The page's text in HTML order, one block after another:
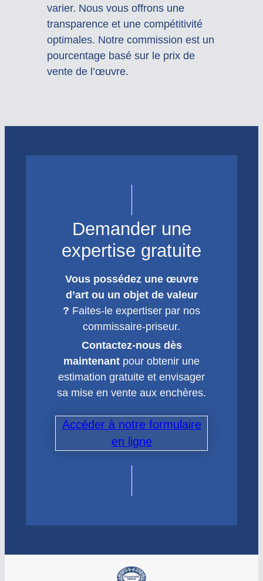
varier. Nous vous offrons une
transparence et une compétitivité
optimales. Notre commission est un
pourcentage basé sur le prix de
vente de l’œuvre.
Demander une
expertise gratuite
Vous possédez une œuvre
d’art ou un objet de valeur
? Faites-le expertiser par nos
commissaire-priseur.
Contactez-nous dès
maintenant pour obtenir une
estimation gratuite et envisager
sa mise en vente aux enchères.
Accéder à notre formulaire
en ligne